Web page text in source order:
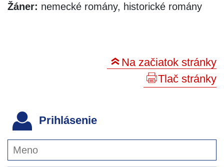
Žáner: nemecké romány, historické romány
Na začiatok stránky
Tlač stránky
Prihlásenie